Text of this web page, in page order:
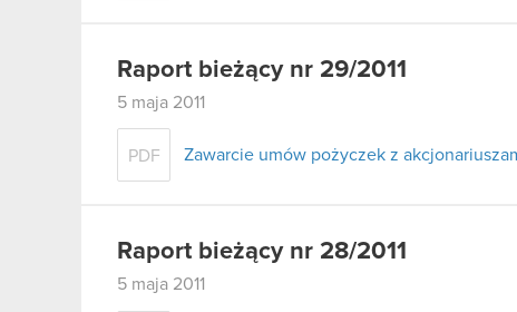
Raport bieżący nr 29/2011
5 maja 2011
PDF Zawarcie umów pożyczek z
Raport bieżący nr 28/2011
5 maja 2011